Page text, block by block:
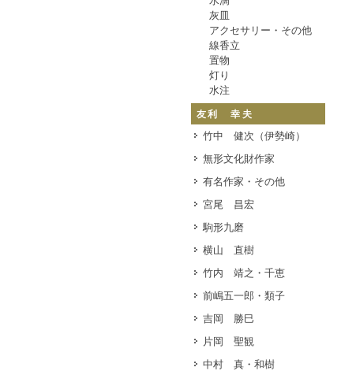
灰皿
アクセサリー・その他
線香立
置物
灯り
水注
友利 幸夫
竹中 健次（伊勢崎）
無形文化財作家
有名作家・その他
宮尾 昌宏
駒形九磨
横山 直樹
竹内 靖之・千恵
前嶋五一郎・類子
吉岡 勝巳
片岡 聖観
中村 真・和樹